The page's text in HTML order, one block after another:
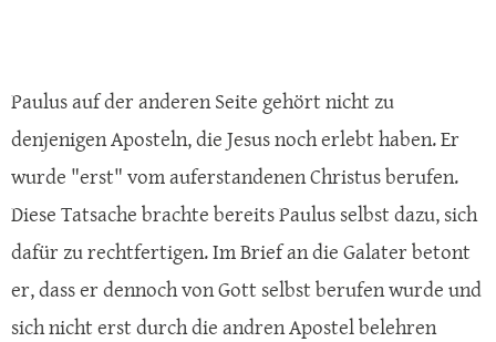
Paulus auf der anderen Seite gehört nicht zu
denjenigen Aposteln, die Jesus noch erlebt haben. Er
wurde "erst" vom auferstandenen Christus berufen.
Diese Tatsache brachte bereits Paulus selbst dazu, sich
dafür zu rechtfertigen. Im Brief an die Galater betont
er, dass er dennoch von Gott selbst berufen wurde und
sich nicht erst durch die andren Apostel belehren